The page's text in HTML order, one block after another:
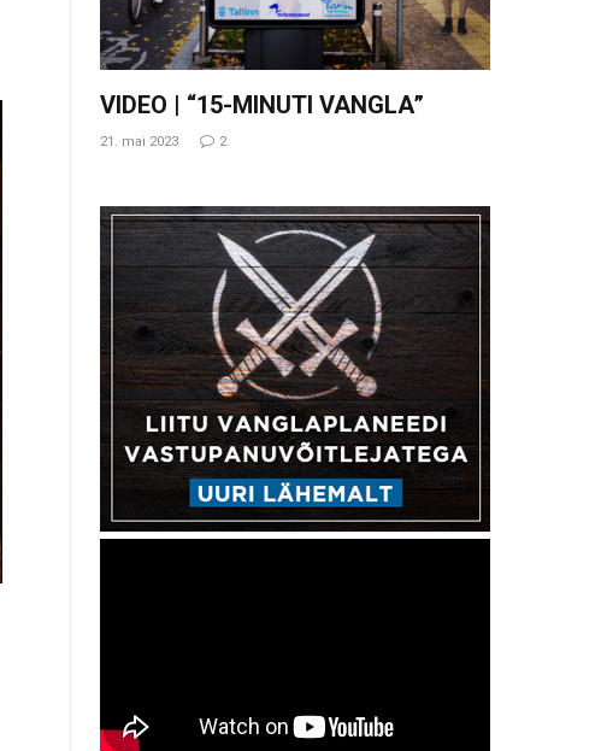
VIDEO | “15-MINUTI VANGLA”
21. mai 2023 2